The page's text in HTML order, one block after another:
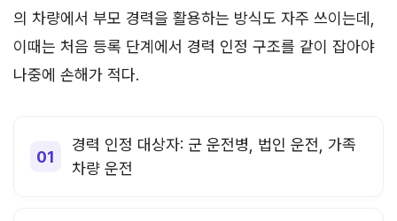
의 차량에서 부모 경력을 활용하는 방식도 자주 쓰이는데,
이때는 처음 등록 단계에서 경력 인정 구조를 같이 잡아야
나중에 손해가 적다.
경력 인정 대상자: 군 운전병, 법인 운전, 가족
차량 운전